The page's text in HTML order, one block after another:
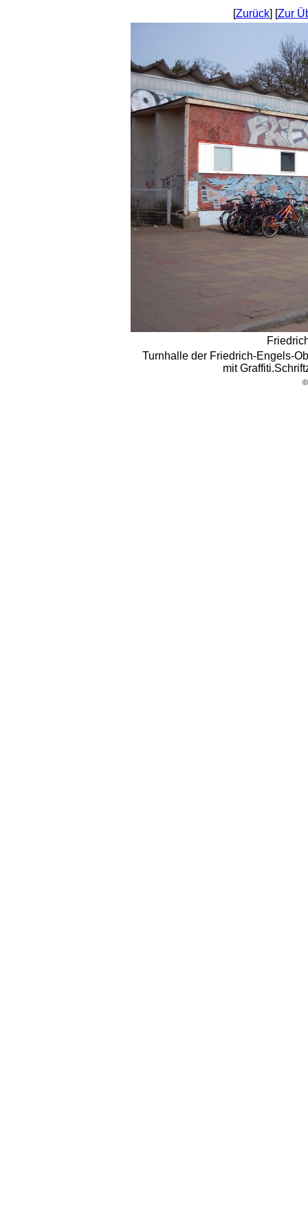
[Zurück] [Zur
Turnhalle der Friedrich-Engels-
mit
©